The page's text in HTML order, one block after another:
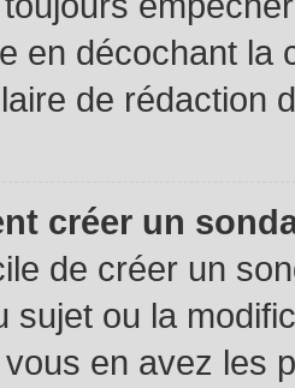
en décochant la
de rédaction
créer un
de créer un
sujet ou la
en avez les